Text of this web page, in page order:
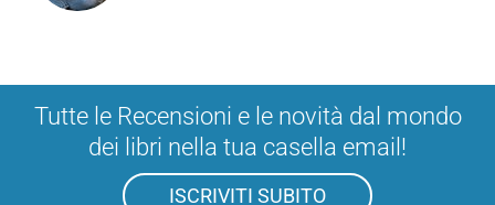
Tutte le Recensioni e le novità dal mondo
dei libri nella tua casella email!
ISCRIVITI SUBITO